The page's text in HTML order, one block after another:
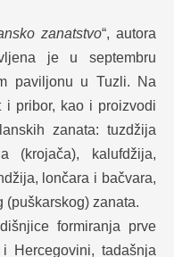
zanatstvo“, autora
je u septembru
paviljonu u Tuzli. Na
i pribor, kao i proizvodi
zanata: tuzdžija
(krojača), kalufdžija,
lončara i bačvara,
(puškarskog) zanata.
formiranja prve
Hercegovini, tadašnja